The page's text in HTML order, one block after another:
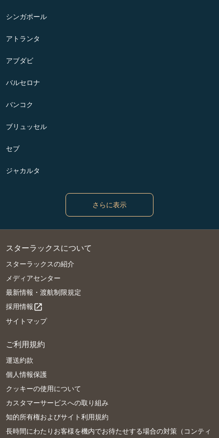
シンガポール
アトランタ
アブダビ
バルセロナ
バンコク
ブリュッセル
セブ
ジャカルタ
さらに表示
スターラックスについて
スターラックスの紹介
メディアセンター
最新情報・渡航制限規定
採用情報open_in_new
サイトマップ
ご利用規約
運送約款
個人情報保護
クッキーの使用について
カスタマーサービスへの取り組み
知的所有権およびサイト利用規約
長時間にわたりお客様を機内でお待たせする場合の対策（コンティ